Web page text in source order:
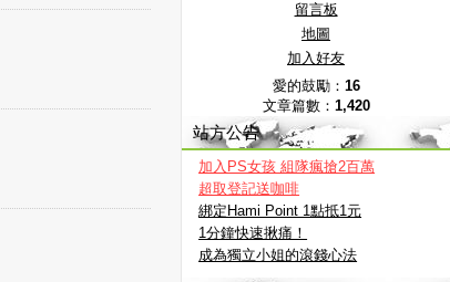
留言板
地圖
加入好友
愛的鼓勵： 16
文章篇數： 1,420
站方公告
加入PS女孩 組隊瘋搶2百萬
超取登記送咖啡
綁定Hami Point 1點抵1元
1分鐘快速揪痛！
成為獨立小姐的滾錢心法